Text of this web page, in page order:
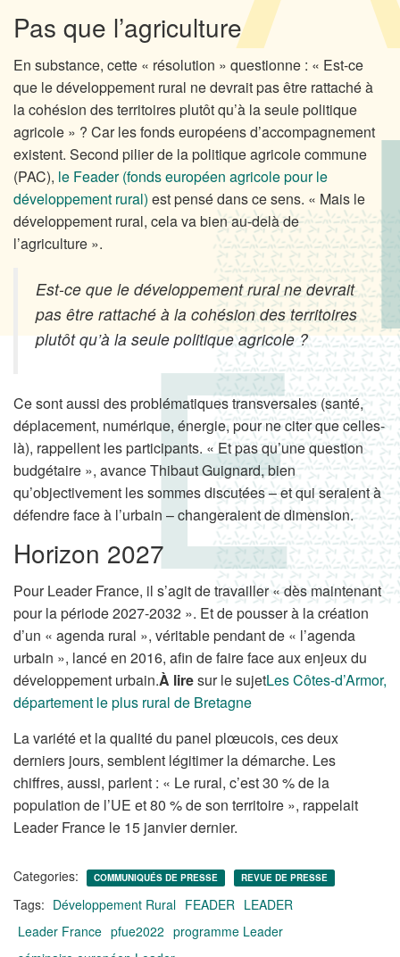
Pas que l’agriculture
En substance, cette « résolution » questionne : « Est-ce
que le développement rural ne devrait pas être rattaché à
la cohésion des territoires plutôt qu’à la seule politique
agricole » ? Car les fonds européens d’accompagnement
existent. Second pilier de la politique agricole commune
(PAC), le Feader (fonds européen agricole pour le
développement rural) est pensé dans ce sens. « Mais le
développement rural, cela va bien au-delà de
l’agriculture ».
Est-ce que le développement rural ne devrait
pas être rattaché à la cohésion des territoires
plutôt qu’à la seule politique agricole ?
Ce sont aussi des problématiques transversales (santé,
déplacement, numérique, énergie, pour ne citer que celles-
là), rappellent les participants. « Et pas qu’une question
budgétaire », avance Thibaut Guignard, bien
qu’objectivement les sommes discutées – et qui seraient à
défendre face à l’urbain – changeraient de dimension.
Horizon 2027
Pour Leader France, il s’agit de travailler « dès maintenant
pour la période 2027-2032 ». Et de pousser à la création
d’un « agenda rural », véritable pendant de « l’agenda
urbain », lancé en 2016, afin de faire face aux enjeux du
développement urbain.À liresur le sujetLes Côtes-d’Armor,
département le plus rural de Bretagne
La variété et la qualité du panel plœucois, ces deux
derniers jours, semblent légitimer la démarche. Les
chiffres, aussi, parlent : « Le rural, c’est 30 % de la
population de l’UE et 80 % de son territoire », rappelait
Leader France le 15 janvier dernier.
Categories: COMMUNIQUÉS DE PRESSE REVUE DE PRESSE
Tags: Développement Rural FEADER LEADER
Leader France pfue2022 programme Leader